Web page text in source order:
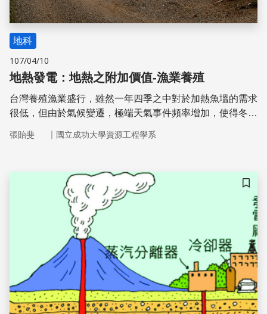
地科
107/04/10
地熱發電：地熱之附加價值-漁業養殖
台灣養殖漁業盛行，雖然一年四季之中對於加熱魚塭的需求
很低，但由於氣候變遷，極端天氣事件頻率增加，使得冬天
成魚群大量死亡的事件。台灣擁有豐沛的地熱資源，若能參
產生。
張貽斐 ｜ 國立成功大學資源工程學系
儲存